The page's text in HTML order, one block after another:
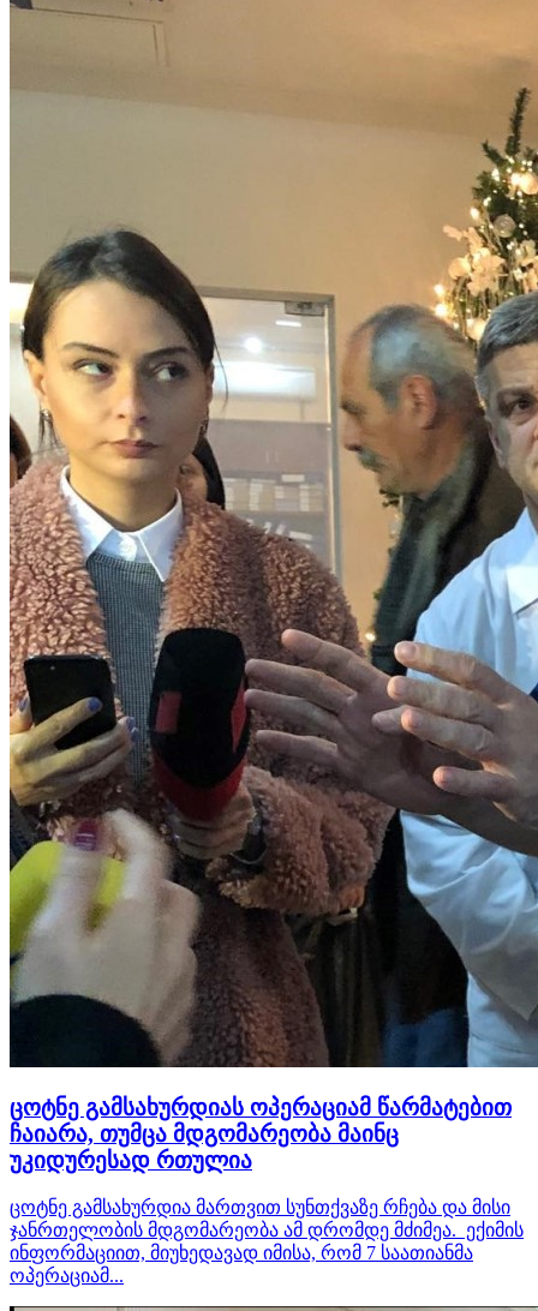
ცოტნე გამსახურდიას ოპერაციამ წარმატებით
ჩაიარა, თუმცა მდგომარეობა მაინც
უკიდურესად რთულია
ცოტნე გამსახურდია მართვით სუნთქვაზე რჩება და მისი
ჯანრთელობის მდგომარეობა ამ დრომდე მძიმეა. ექიმის
ინფორმაციით, მიუხედავად იმისა, რომ 7 საათიანმა
ოპერაციამ...